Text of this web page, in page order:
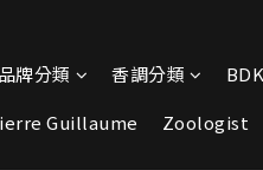
品牌分類 香調分類
Guillaume Zoologist